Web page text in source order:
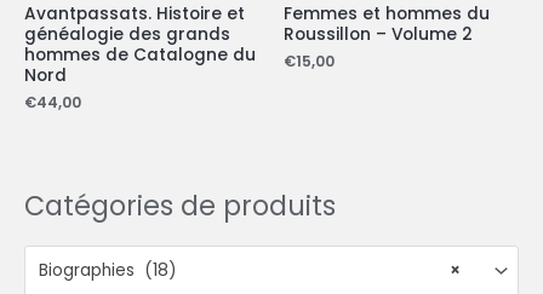
Avantpassats. Histoire et
généalogie des grands
hommes de Catalogne du
Nord
€44,00
Femmes et hommes du
Roussillon – Volume 2
€15,00
Catégories de produits
×
Biographies (18)